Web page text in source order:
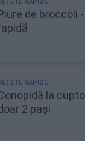
de broccoli
la
2 pași